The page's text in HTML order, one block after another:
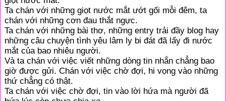
Ta chán với những giọt nước mắt ướt gối mỗi đêm, ta
chán với những cơn đau thắt ngực.
Ta chán với những bài thơ, những entry trải đầy blog hay
những câu chuyện tình yêu lâm ly bi đát đã lấy đi nước
mắt của bao nhiêu người.
Và ta chán với việc viết những dòng tin nhắn chẳng bao
giờ được gửi. Chán với việc chờ đợi, hi vọng vào những
thứ chẳng có thật.
Ta chán với việc chờ đợi, tin vào lời hứa mà người đã